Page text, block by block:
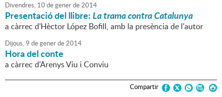
Divendres, 10 degenerde2014
Presentació del llibre:La trama contra Catalunya
a càrrec d'Hèctor López Bofill, amb la presència de l'autor
Dijous,9 degenerde2014
Hora del conte
a càrrec d'Arenys Viu i Conviu
Compartir